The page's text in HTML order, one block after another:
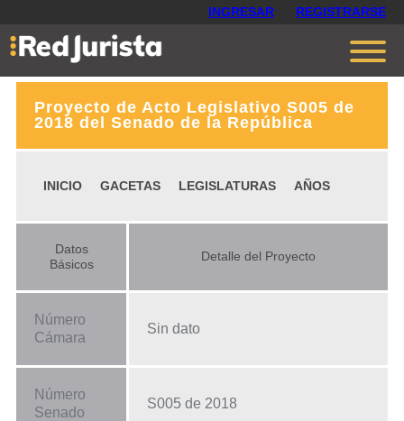
INGRESAR REGISTRARSE
Contáctanos
Planes
Proyecto de Acto Legislativo S005 de
2018 del Senado de la República
INICIO GACETAS LEGISLATURAS AÑOS
Datos
Básicos
Detalle del Proyecto
Número
Cámara
Sin dato
Número
Senado
S005 de 2018